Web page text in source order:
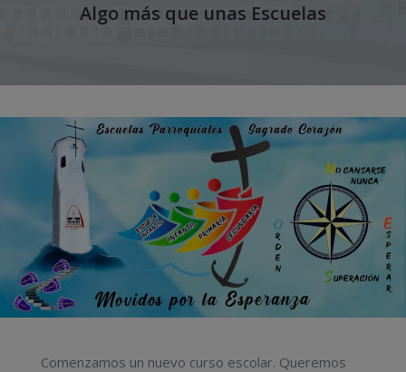
Algo más que unas Escuelas
Comenzamos un nuevo curso escolar. Queremos